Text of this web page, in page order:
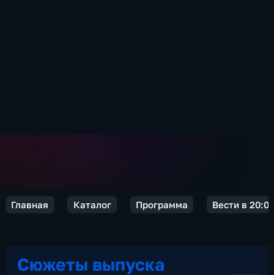
Главная Каталог Программа Вести в 20:00
Сюжеты выпуска